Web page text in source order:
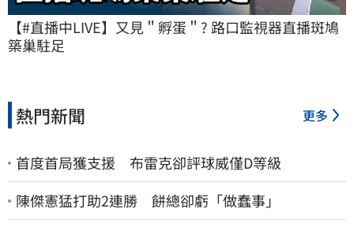
【#直播中LIVE】又見＂孵蛋＂? 路口監視器直播斑鳩
築巢駐足
熱門新聞 更多
首度首局獲支援 布雷克卻評球威僅D等級
陳傑憲猛打助2連勝 餅總卻虧「做蠢事」